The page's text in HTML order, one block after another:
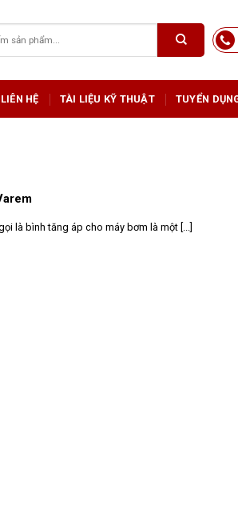
LIÊN HỆ TÀI LIỆU KỸ THUẬT TUYỂN
là bình tăng áp cho máy bơm là một [...]